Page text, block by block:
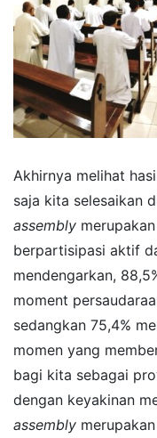
Akhirnya melihat
saja kita selesaikan
assembly
berpartisipasi aktif
mendengarkan,
moment
sedangkan 75,4%
momen yang
bagi kita sebagai
dengan keyakinan
assembly